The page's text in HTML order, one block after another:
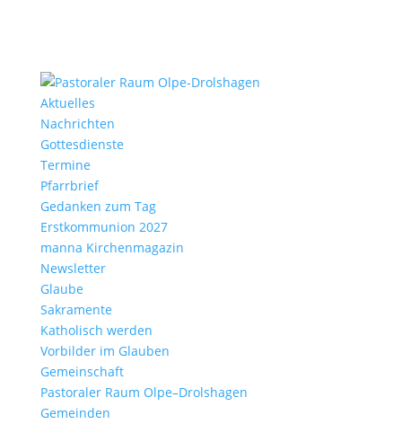
Aktu­elles
Nach­richten
Gottes­dienste
Termine
Pfarr­brief
Gedanken zum Tag
Erst­kom­mu­nion 2027
manna Kirchen­ma­gazin
News­letter
Glaube
Sakra­mente
Katho­lisch werden
Vorbilder im Glauben
Gemein­schaft
Pasto­raler Raum Olpe–Drolshagen
Gemeinden